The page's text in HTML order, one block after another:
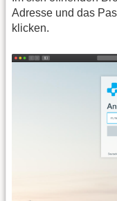
Adresse und das
klicken.